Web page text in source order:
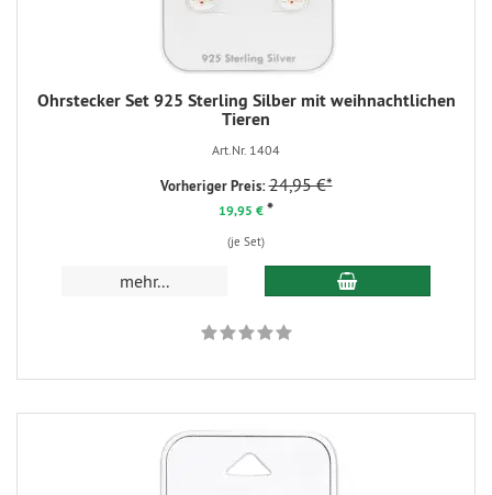
Ohrstecker Set 925 Sterling Silber mit weihnachtlichen
Tieren
Art.Nr. 1404
Vorheriger Preis:24,95 €*
19,95 €*
(je Set)
mehr...